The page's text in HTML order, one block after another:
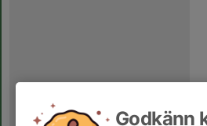
Godkänn